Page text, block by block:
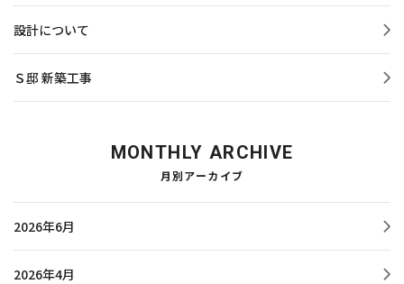
設計について
Ｓ邸 新築工事
MONTHLY ARCHIVE
月別アーカイブ
2026年6月
2026年4月